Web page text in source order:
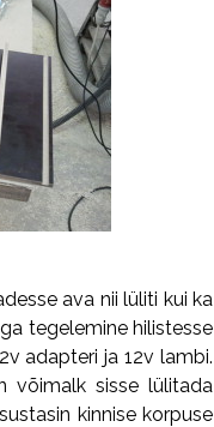
ava nii lüliti kui ka
tegelemine hilistesse
adapteri ja 12v lambi.
võimalk sisse lülitada
kinnise korpuse